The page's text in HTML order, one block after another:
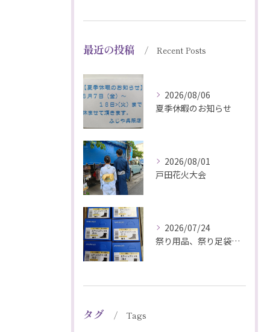
最近の投稿 Recent Posts
2026/08/06
夏季休暇のお知らせ
2026/08/01
戸田花火大会
2026/07/24
祭り用品、祭り足袋特価販売中
タグ Tags